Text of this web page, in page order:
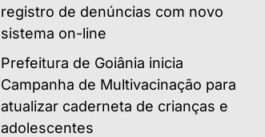
registro de denúncias com novo
sistema on-line
Prefeitura de Goiânia inicia
Campanha de Multivacinação para
atualizar caderneta de crianças e
adolescentes